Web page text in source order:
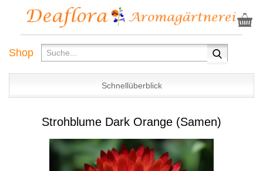
Shop
Schnellüberblick
Strohblume Dark Orange (Samen)